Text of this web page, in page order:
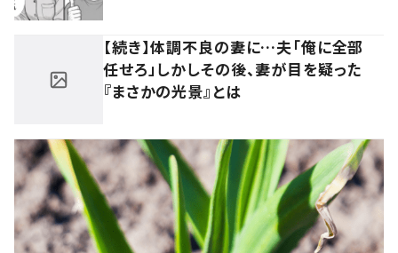
【続き】体調不良の妻に…夫「俺に全部
任せろ」しかしその後、妻が目を疑った
『まさかの光景』とは